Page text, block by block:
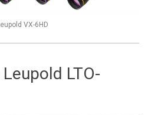
VX-6HD
LTO-